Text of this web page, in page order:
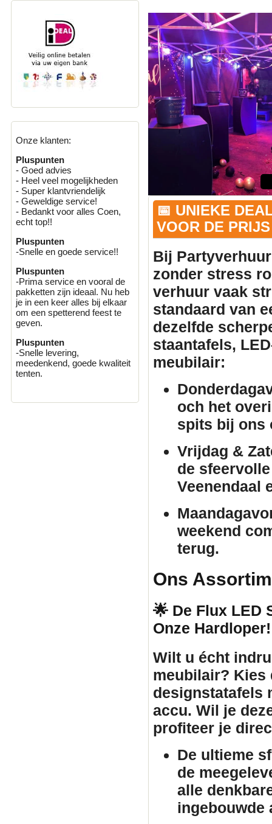
Onze klanten:
Pluspunten
- Goed advies
- Heel veel mogelijkheden
- Super klantvriendelijk
- Geweldige service!
- Bedankt voor alles Coen,
echt top!!
Pluspunten
-Snelle en goede service!!
Pluspunten
-Prima service en vooral de
pakketten zijn ideaal. Nu heb
je in een keer alles bij elkaar
om een spetterend feest te
geven.
Pluspunten
-Snelle levering,
meedenkend, goede kwaliteit
tenten.
📅 UNIEKE
VOOR DE
Bij
zonder stress
verhuur vaak
standaard van
dezelfde
staantafels,
meubilair:
och het
spits bij ons
Vrijdag &
de
Veenendaal
weekend
terug.
Ons
🌟 De Flux LED
Onze Hardloper!
Wilt u écht
meubilair? Kies
designstatafels
accu. Wil je
profiteer je
De ultieme
de
alle
ingebouwde